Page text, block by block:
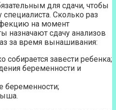
для сдачи, чтобы
специалиста. Сколько раз
на момент
назначают сдачу анализов
за время вынашивания:
собирается завести ребенка;
беременности и
беременности;